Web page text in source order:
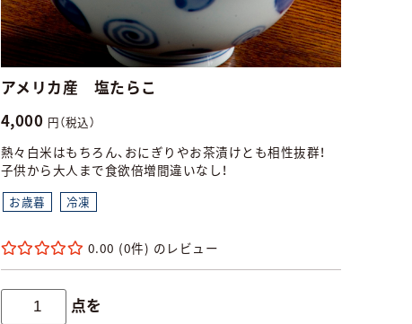
アメリカ産 塩たらこ
4,000 円（税込）
熱々白米はもちろん、おにぎりやお茶漬けとも相性抜群！
子供から大人まで食欲倍増間違いなし！
お歳暮 冷凍
0.00 (0件)
点を